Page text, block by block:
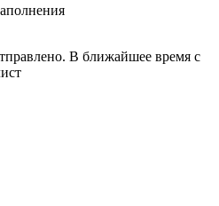
В ближайшее время с